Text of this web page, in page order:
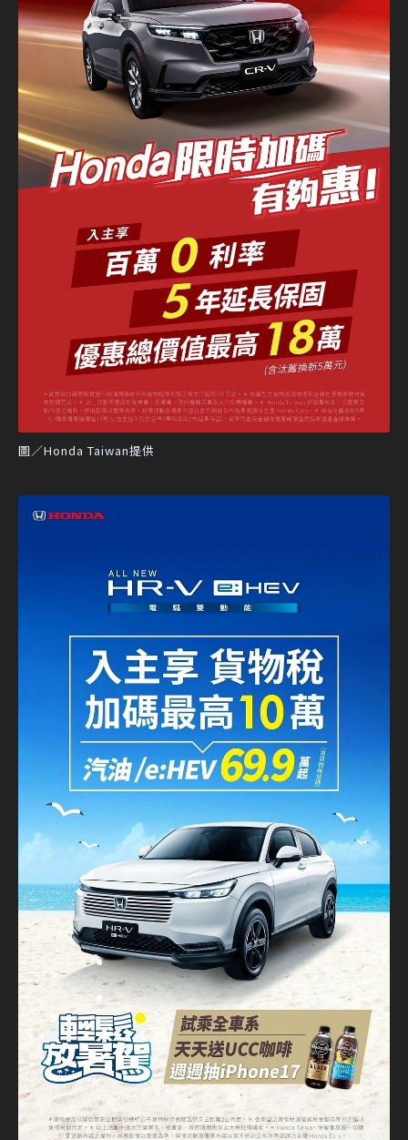
圖／Honda Taiwan提供